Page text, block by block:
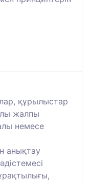
құрылыстар
жалпы
немесе
анықтау